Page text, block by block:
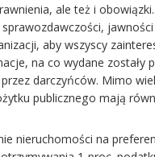
ale też i
jawności
aby wszyscy
na co wydane zostały
darczyńców. Mimo
publicznego mają
nieruchomości na